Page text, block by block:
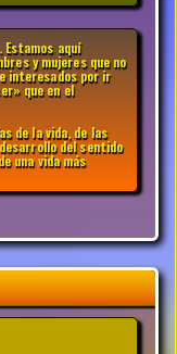
aquí
y mujeres que no
interesados por ir
que en el
de la vida, de las
del sentido
una vida más